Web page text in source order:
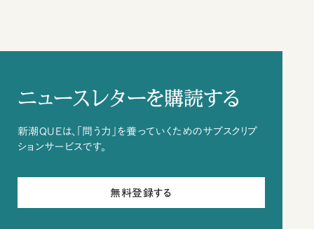
ニュースレターを購読する
新潮QUEは、「問う力」を養っていくためのサブスクリプ
ションサービスです。
無料登録する